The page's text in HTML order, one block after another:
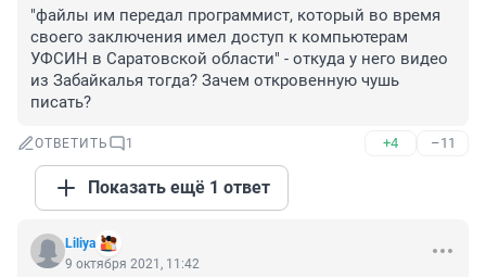
"файлы им передал программист, который во время
своего заключения имел доступ к компьютерам
УФСИН в Саратовской области" - откуда у него видео
из Забайкалья тогда? Зачем откровенную чушь
писать?
ОТВЕТИТЬ 1 +4 –11
Показать ещё 1 ответ
Liliya
9 октября 2021, 11:42